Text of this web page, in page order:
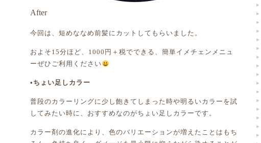
After
今回は、短めななめ前髪にカットしてもらいました。
およそ15分ほど、1000円＋税でできる、簡単イメチェンメニュ
ーぜひご利用ください
•ちょい足しカラー
普段のカラーリングに少し飽きてしまった時や明るいカラーを試
してみたい時に、おすすめなのがちょい足しカラーです。
カラー剤の進化により、色のバリエーションが増えたことはもち